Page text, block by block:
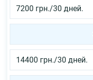
7200 грн./30 дней.
14400 грн./30 дней.